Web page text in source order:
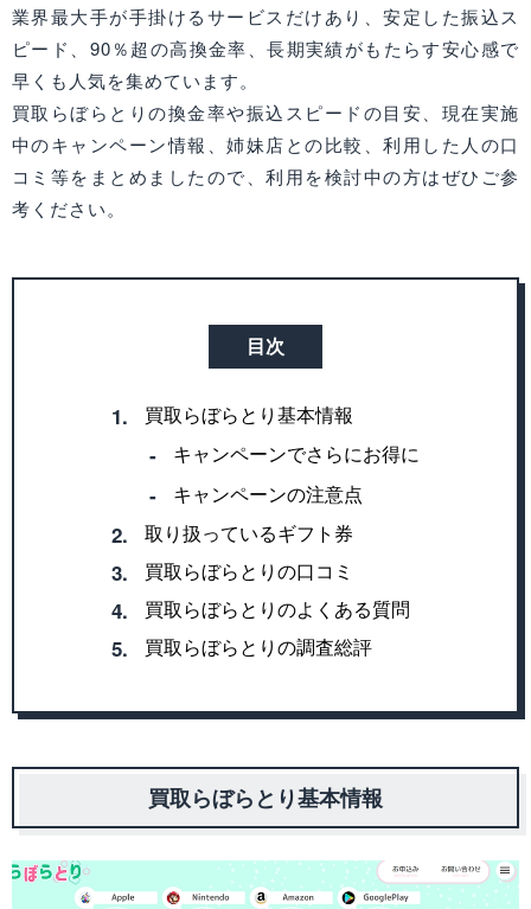
業界最大手が手掛けるサービスだけあり、安定した振込ス
ピード、90％超の高換金率、長期実績がもたらす安心感で
早くも人気を集めています。
買取らぼらとりの換金率や振込スピードの目安、現在実施
中のキャンペーン情報、姉妹店との比較、利用した人の口
コミ等をまとめましたので、利用を検討中の方はぜひご参
考ください。
目次
1. 買取らぼらとり基本情報
‐ キャンペーンでさらにお得に
‐ キャンペーンの注意点
2. 取り扱っているギフト券
3. 買取らぼらとりの口コミ
4. 買取らぼらとりのよくある質問
5. 買取らぼらとりの調査総評
買取らぼらとり基本情報